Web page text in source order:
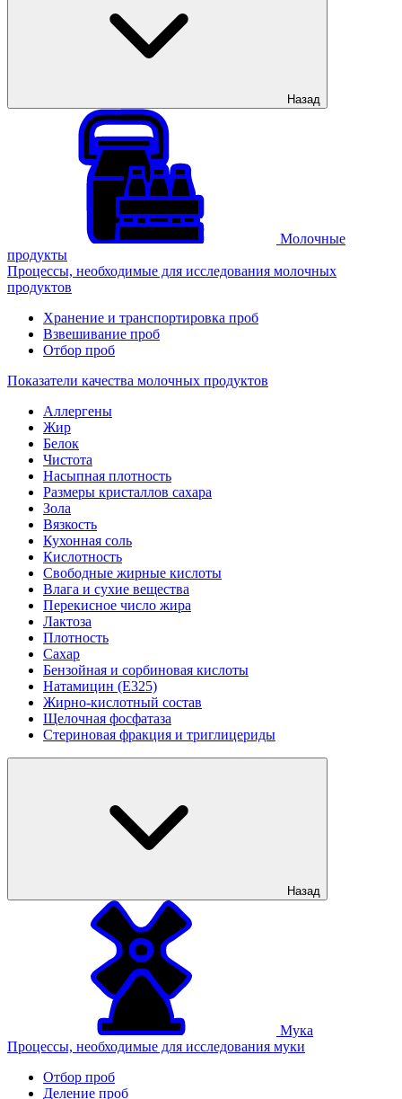
Назад
Молочные
продукты
Процессы, необходимые для исследования молочных
продуктов
Хранение и транспортировка проб
Взвешивание проб
Отбор проб
Показатели качества молочных продуктов
Аллергены
Жир
Белок
Чистота
Насыпная плотность
Размеры кристаллов сахара
Зола
Вязкость
Кухонная соль
Кислотность
Свободные жирные кислоты
Влага и сухие вещества
Перекисное число жира
Лактоза
Плотность
Сахар
Бензойная и сорбиновая кислоты
Натамицин (Е325)
Жирно-кислотный состав
Щелочная фосфатаза
Стериновая фракция и триглицериды
Назад
Мука
Процессы, необходимые для исследования муки
Отбор проб
Деление проб